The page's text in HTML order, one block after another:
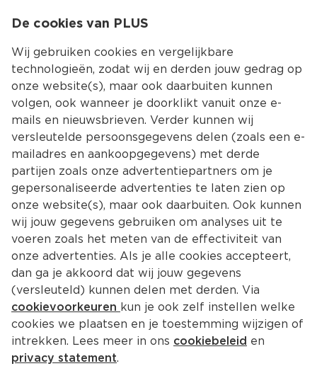
Kies jouw
Terug Producten
PLUS Huiswijn Rood fruitig
soepel
De cookies van PLUS
Wij gebruiken cookies en vergelijkbare
technologieën, zodat wij en derden jouw gedrag op
onze website(s), maar ook daarbuiten kunnen
volgen, ook wanneer je doorklikt vanuit onze e-
mails en nieuwsbrieven. Verder kunnen wij
versleutelde persoonsgegevens delen (zoals een e-
mailadres en aankoopgegevens) met derde
partijen zoals onze advertentiepartners om je
gepersonaliseerde advertenties te laten zien op
onze website(s), maar ook daarbuiten. Ook kunnen
wij jouw gegevens gebruiken om analyses uit te
voeren zoals het meten van de effectiviteit van
onze advertenties. Als je alle cookies accepteert,
dan ga je akkoord dat wij jouw gegevens
(versleuteld) kunnen delen met derden. Via
cookievoorkeuren kun je ook zelf instellen welke
cookies we plaatsen en je toestemming wijzigen of
intrekken. Lees meer in ons cookiebeleid en
privacy statement.